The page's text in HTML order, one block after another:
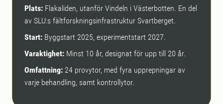
Plats: Flakaliden, utanför Vindeln i Västerbotten. En del
av SLU:s fältforskningsinfrastruktur Svartberget.
Start: Byggstart 2025, experimentstart 2027.
Varaktighet: Minst 10 år, designat för upp till 20 år.
Omfattning: 24 provytor, med fyra upprepningar av
varje behandling, samt kontrollytor.